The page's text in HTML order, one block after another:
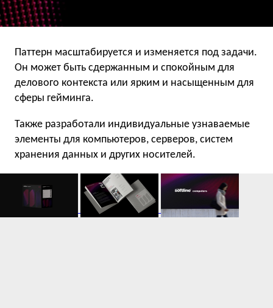
Паттерн масштабируется и изменяется под задачи.
Он может быть сдержанным и спокойным для
делового контекста или ярким и насыщенным для
сферы гейминга.
Также разработали индивидуальные узнаваемые
элементы для компьютеров, серверов, систем
хранения данных и других носителей.